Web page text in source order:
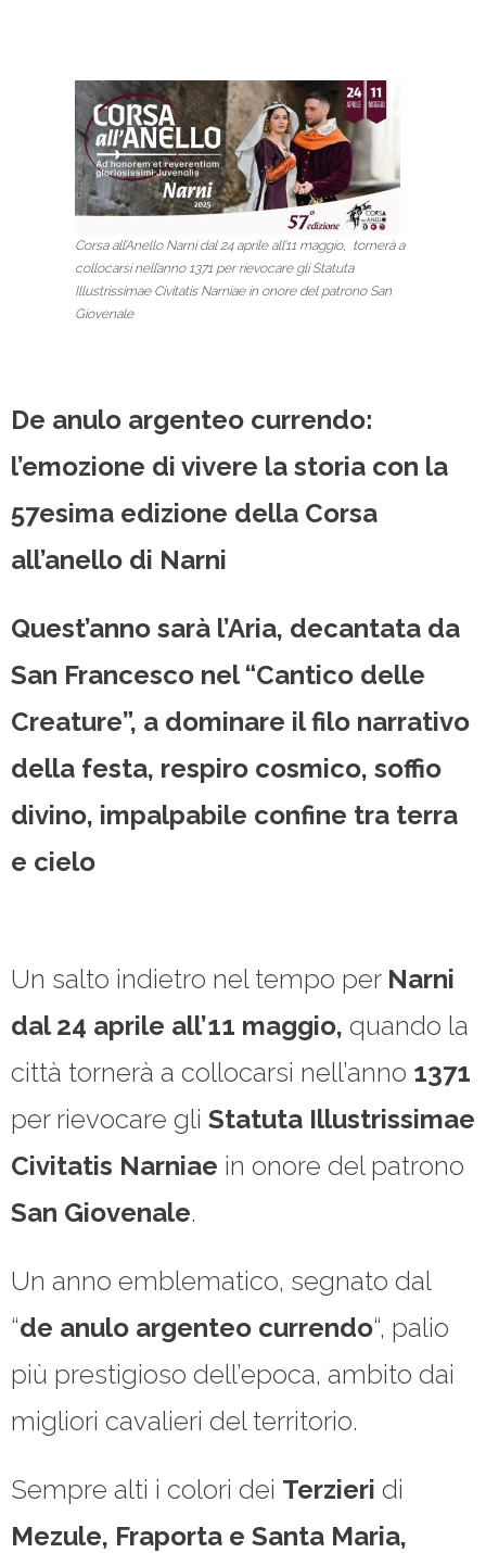
Corsa all’Anello Narni dal 24 aprile all’11 maggio, tornerà a
collocarsi nell’anno 1371 per rievocare gli Statuta
Illustrissimae Civitatis Narniae in onore del patrono San
Giovenale
De anulo argenteo currendo:
l’emozione di vivere la storia con la
57esima edizione della Corsa
all’anello di Narni
Quest’anno sarà l’Aria, decantata da
San Francesco nel “Cantico delle
Creature”, a dominare il filo narrativo
della festa, respiro cosmico, soffio
divino, impalpabile confine tra terra
e cielo
Un salto indietro nel tempo per Narni
dal 24 aprile all’11 maggio, quando la
città tornerà a collocarsi nell’anno 1371
per rievocare gli Statuta Illustrissimae
Civitatis Narniae in onore del patrono
San Giovenale.
Un anno emblematico, segnato dal
“de anulo argenteo currendo“, palio
più prestigioso dell’epoca, ambito dai
migliori cavalieri del territorio.
Sempre alti i colori dei Terzieri di
Mezule, Fraporta e Santa Maria,